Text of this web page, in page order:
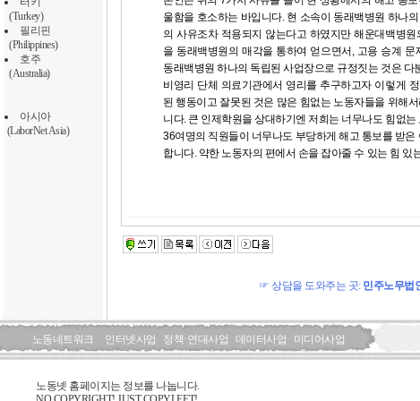
(Turkey)
필리핀
(Philippines)
호주
(Australia)
아시아
(LaborNet Asia)
울함을 호소하는 바입니다. 현 소속이 동래백병원 하나
의 사유조차 적용되지 않는다고 하였지만 해운대백병
을 동래백병원의 매각을 통하여 얻으면서, 고용 승계
동래백병원 하나의 독립된 사업장으로 규정짓는 것은 다
비영리 단체 의료기관에서 영리를 추구하고자 이렇게
된 행동이고 잘못된 것은 많은 힘없는 노동자들을 위해
니다. 큰 인제학원을 상대하기엔 저희는 너무나도 힘없는
36여명의 직원들이 너무나도 부당하게 해고 통보를 받
합니다. 약한 노동자의 편에서 손을 잡아줄 수 있는 힘 있
☞ 상담을 도와주는 곳: 민주노무법
노동네트워크 인터넷사업 정책·연대사업 데이터사업 미디어사업
노동넷 홈페이지는 정보를 나눕니다.